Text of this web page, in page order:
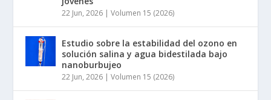
22 Jun, 2026 |Volumen 15 (2026)
Estudio sobre la estabilidad del ozono en
solución salina y agua bidestilada bajo
nanoburbujeo
22 Jun, 2026 |Volumen 15 (2026)